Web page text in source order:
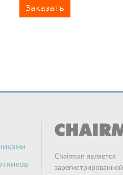
Заказать
Chairman является
зарегистрированной